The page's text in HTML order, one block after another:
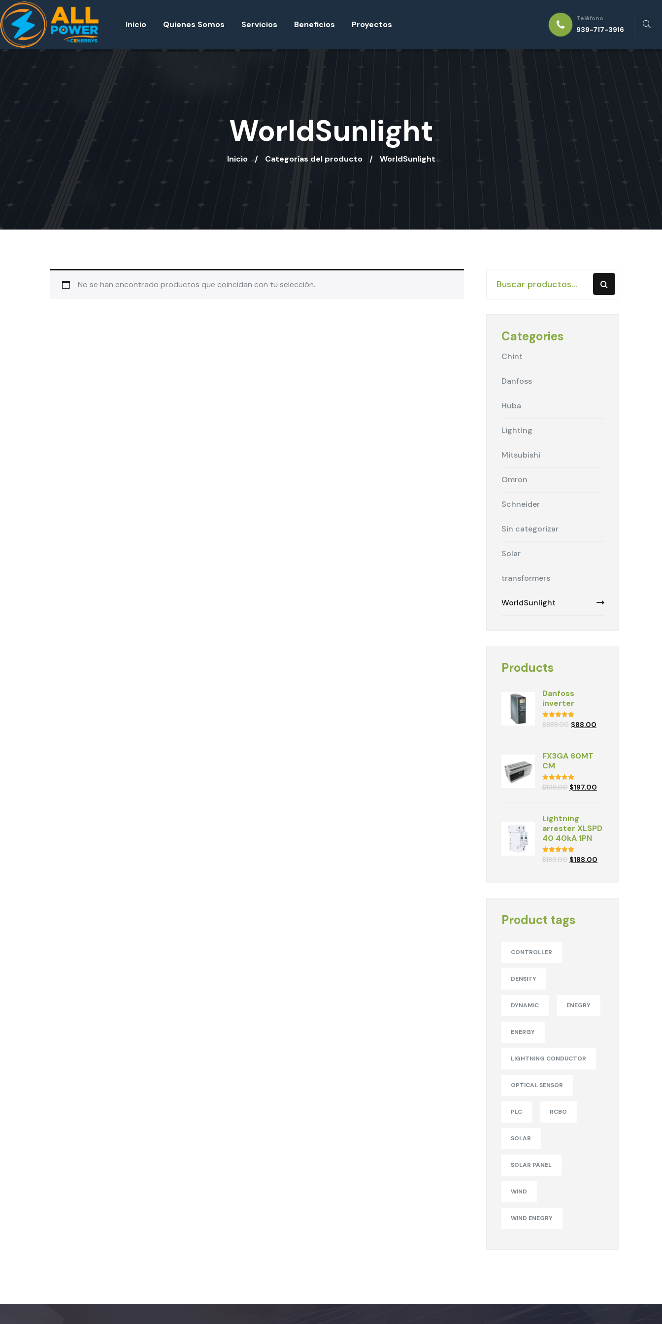
Inicio Quienes Somos Servicios Beneficios Proyectos
Teléfono
939-717-3916
WorldSunlight
Inicio Categorías del producto WorldSunlight
No se han encontrado productos que coincidan con tu selección.
Categories
Chint
Danfoss
Huba
Lighting
Mitsubishi
Omron
Schneider
Sin categorizar
Solar
transformers
WorldSunlight
Products
Danfoss
inverter
Valorado
con 5.00 de
$888.00 $88.00
FX3GA 60MT
CM
Valorado
con 5.00 de
$198.00 $197.00
Lightning
arrester XLSPD
40 40kA 1PN
Valorado
con 5.00 de
$189.00 $188.00
Product tags
CONTROLLER
DENSITY
DYNAMIC ENEGRY
ENERGY
LIGHTNING CONDUCTOR
OPTICAL SENSOR
PLC RCBO
SOLAR
SOLAR PANEL
WIND
WIND ENEGRY